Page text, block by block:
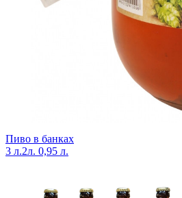
Пиво в банках
3 л.2л. 0,95 л.